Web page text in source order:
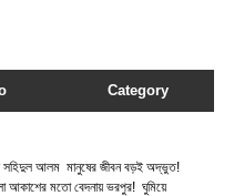
Category
সহিদুল আলম মানুষের জীবন বড়ই অদ্ভুত!
আকাশের মতো বেদনায় ভরপুর! ঘুমিয়ে